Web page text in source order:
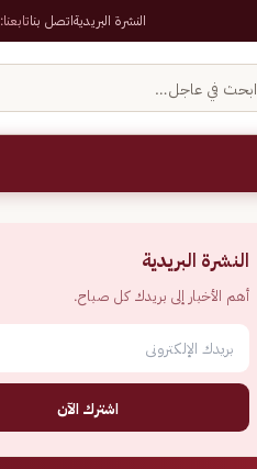
النشرة البريديةاتصل بناتابعنا:
ابحث في عاجل…
النشرة البريدية
أهم الأخبار إلى بريدك كل صباح.
اشترك الآن